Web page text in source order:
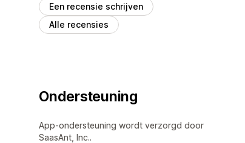
Een recensie schrijven
Alle recensies
Ondersteuning
App-ondersteuning wordt verzorgd door
SaasAnt, Inc..